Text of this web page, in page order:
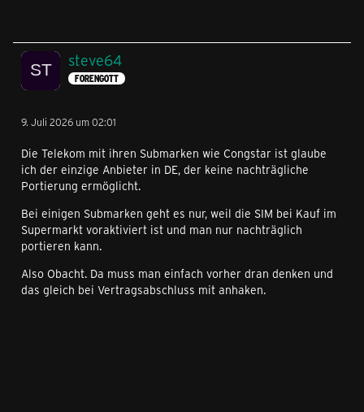
steve64
FORENGOTT
9. Juli 2026 um 02:01
Die Telekom mit ihren Submarken wie Congstar ist glaube
ich der einzige Anbieter in DE, der keine nachträgliche
Portierung ermöglicht.
Bei einigen Submarken geht es nur, weil die SIM bei Kauf im
Supermarkt voraktiviert ist und man nur nachträglich
portieren kann.
Also Obacht. Da muss man einfach vorher dran denken und
das gleich bei Vertragsabschluss mit anhaken.